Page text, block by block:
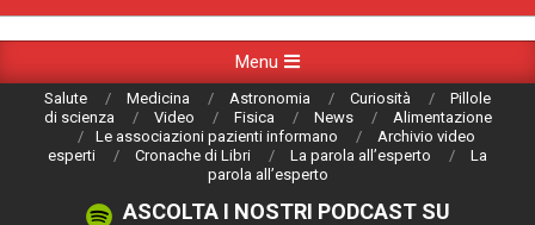
Navigation
Menu
Salute Medicina Astronomia Curiosità
Pillole
di scienza
Video Fisica News
Alimentazione
Le associazioni pazienti informano
Archivio video
esperti
Cronache di Libri La parola all’esperto
La
parola all’esperto
ASCOLTA I NOSTRI PODCAST SU